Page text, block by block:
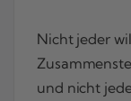
Nicht jeder
und nicht